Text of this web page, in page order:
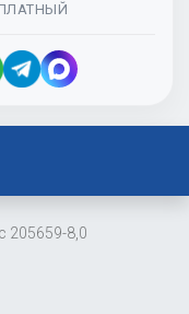
205659-8,0